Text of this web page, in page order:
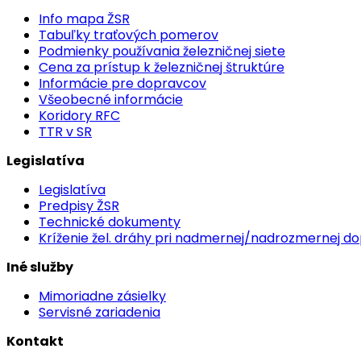
Info mapa ŽSR
Tabuľky traťových pomerov
Podmienky používania železničnej siete
Cena za prístup k železničnej štruktúre
Informácie pre dopravcov
Všeobecné informácie
Koridory RFC
TTR v SR
Legislatíva
Legislatíva
Predpisy ŽSR
Technické dokumenty
Kríženie žel. dráhy pri nadmernej/nadrozmernej
Iné služby
Mimoriadne zásielky
Servisné zariadenia
Kontakt